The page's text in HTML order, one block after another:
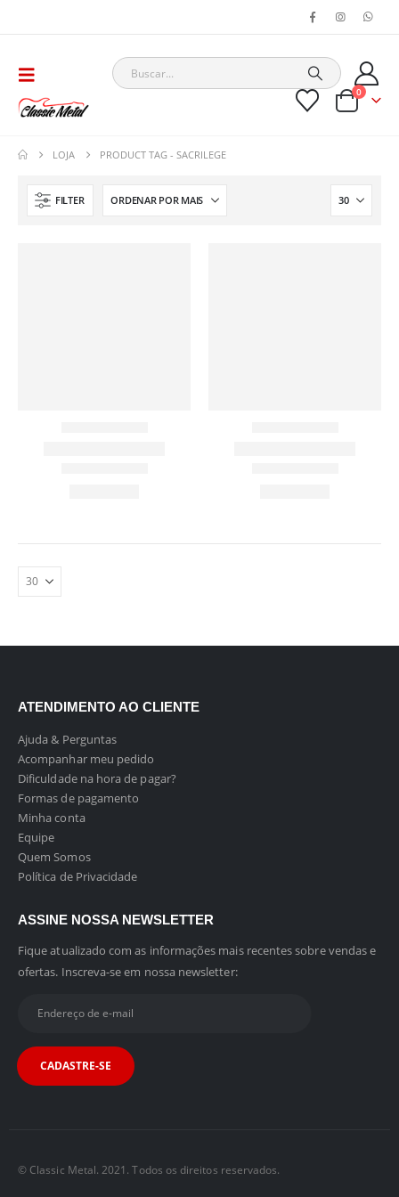
0
LOJA PRODUCT TAG -SACRILEGE
FILTER
ATENDIMENTO AO CLIENTE
Ajuda & Perguntas
Acompanhar meu pedido
Dificuldade na hora de pagar?
Formas de pagamento
Minha conta
Equipe
Quem Somos
Política de Privacidade
ASSINE NOSSA NEWSLETTER
Fique atualizado com as informações mais recentes sobre vendas e
ofertas. Inscreva-se em nossa newsletter:
© Classic Metal. 2021. Todos os direitos reservados.